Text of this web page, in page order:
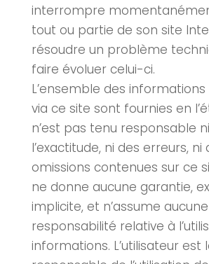
interrompre
tout ou partie de son site
résoudre un problème
faire évoluer celui-ci.
L’ensemble des
via ce site sont fournies en
n’est pas tenu responsable
l’exactitude, ni des erreurs, ni
omissions contenues sur ce
ne donne aucune garantie,
implicite, et n’assume aucune
responsabilité relative à
informations. L’utilisateur est